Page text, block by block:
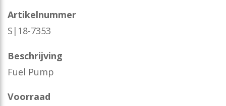
Artikelnummer
S|18-7353
Beschrijving
Fuel Pump
Voorraad